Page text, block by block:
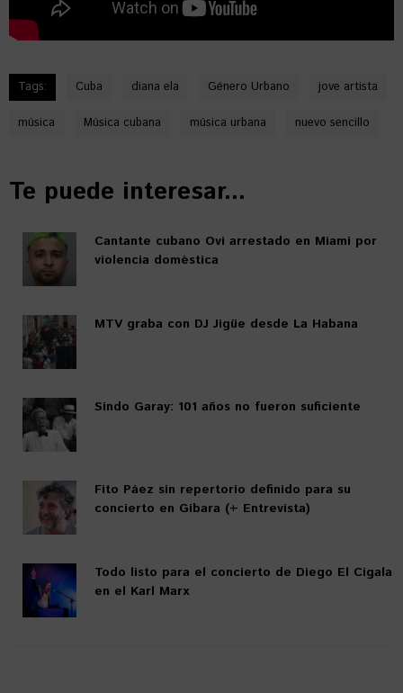
Tags: Cuba diana ela Género Urbano jove artista
música Música cubana música urbana nuevo sencillo
Te puede interesar...
Cantante cubano Ovi arrestado en Miami por
violencia doméstica
MTV graba con DJ Jigüe desde La Habana
Sindo Garay: 101 años no fueron suficiente
Fito Páez sin repertorio definido para su
concierto en Gibara (+ Entrevista)
Todo listo para el concierto de Diego El Cigala
en el Karl Marx